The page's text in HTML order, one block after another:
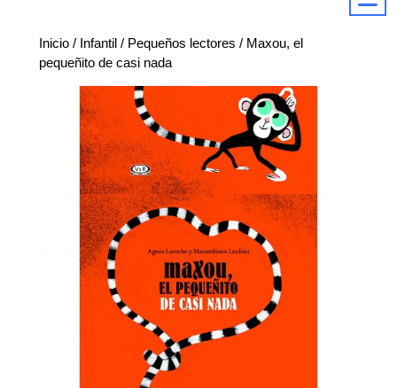
Inicio / Infantil / Pequeños lectores / Maxou, el
pequeñito de casi nada